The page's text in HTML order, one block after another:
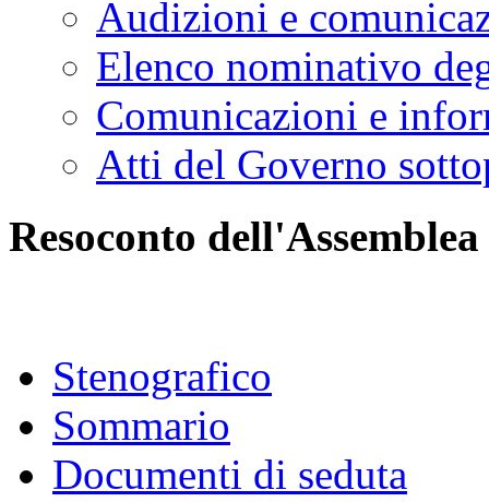
Audizioni e
Elenco nominativo
Comunicazioni e
Atti del Governo
Resoconto dell'Assemblea
Stenografico
Sommario
Documenti di seduta